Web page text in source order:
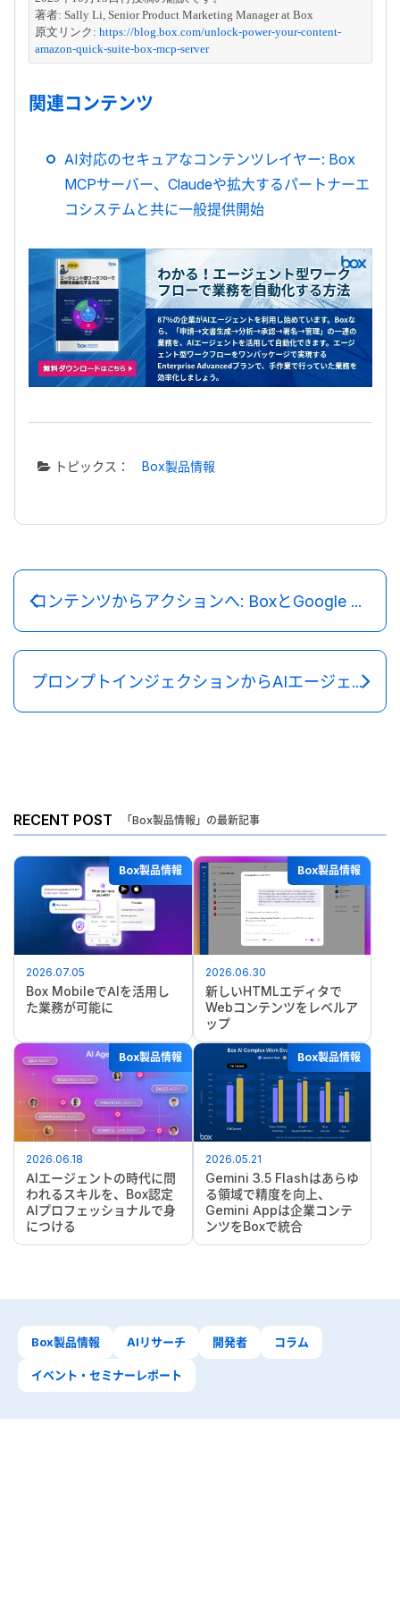
著者: Sally Li, Senior Product Marketing Manager at Box
原文リンク: https://blog.box.com/unlock-power-your-content-
amazon-quick-suite-box-mcp-server
関連コンテンツ
AI対応のセキュアなコンテンツレイヤー: Box
MCPサーバー、Claudeや拡大するパートナーエ
コシステムと共に一般提供開始
トピックス： Box製品情報
コンテンツからアクションへ: BoxとGoogle Cloudが企業向けAIエージェントを発表
プロンプトインジェクションからAIエージェントを保護する
RECENT POST 「Box製品情報」の最新記事
Box製品情報
2026.07.05
Box MobileでAIを活用し
た業務が可能に
Box製品情報
2026.06.30
新しいHTMLエディタで
Webコンテンツをレベルア
ップ
Box製品情報
2026.06.18
AIエージェントの時代に問
われるスキルを、Box認定
AIプロフェッショナルで身
につける
Box製品情報
2026.05.21
Gemini 3.5 Flashはあらゆ
る領域で精度を向上、
Gemini Appは企業コンテ
ンツをBoxで統合
Box製品情報 AIリサーチ 開発者 コラム
イベント・セミナーレポート